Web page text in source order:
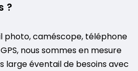
?
photo, caméscope, téléphone
nous sommes en mesure
large éventail de besoins avec